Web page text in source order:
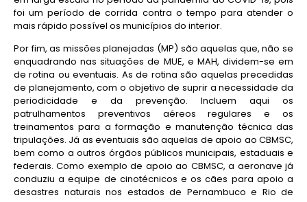
foi um período de corrida contra o tempo para atender o
mais rápido possível os municípios do interior.
Por fim, as missões planejadas (MP) são aquelas que, não se
enquadrando nas situações de MUE, e MAH, dividem-se em
de rotina ou eventuais. As de rotina são aquelas precedidas
de planejamento, com o objetivo de suprir a necessidade da
periodicidade e da prevenção. Incluem aqui os
patrulhamentos preventivos aéreos regulares e os
treinamentos para a formação e manutenção técnica das
tripulações. Já as eventuais são aquelas de apoio ao CBMSC,
bem como a outros órgãos públicos municipais, estaduais e
federais. Como exemplo de apoio ao CBMSC, a aeronave já
conduziu a equipe de cinotécnicos e os cães para apoio a
desastres naturais nos estados de Pernambuco e Rio de